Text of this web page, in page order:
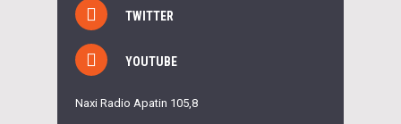
TWITTER
YOUTUBE
Naxi Radio Apatin 105,8